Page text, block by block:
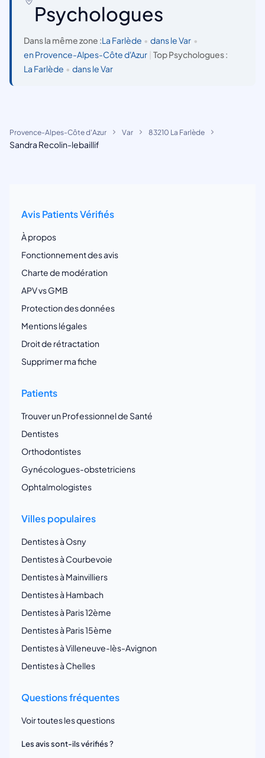
Psychologues
Dans la même zone :La Farlède • dans le Var •
en Provence-Alpes-Côte d'Azur
Top Psychologues :
La Farlède • dans le Var
Provence-Alpes-Côte d'Azur Var 83210 La Farlède
Sandra Recolin-lebaillif
Avis Patients Vérifiés
À propos
Fonctionnement des avis
Charte de modération
APV vs GMB
Protection des données
Mentions légales
Droit de rétractation
Supprimer ma fiche
Patients
Trouver un Professionnel de Santé
Dentistes
Orthodontistes
Gynécologues-obstetriciens
Ophtalmologistes
Villes populaires
Dentistes à Osny
Dentistes à Courbevoie
Dentistes à Mainvilliers
Dentistes à Hambach
Dentistes à Paris 12ème
Dentistes à Paris 15ème
Dentistes à Villeneuve-lès-Avignon
Dentistes à Chelles
Questions fréquentes
Voir toutes les questions
Les avis sont-ils vérifiés ?